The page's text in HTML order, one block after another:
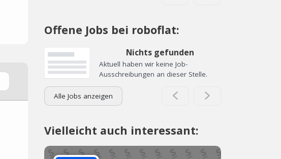
Offene Jobs bei roboflat:
Nichts gefunden
Aktuell haben wir keine Job-
Ausschreibungen an dieser Stelle.
Alle Jobs anzeigen
Vielleicht auch interessant: